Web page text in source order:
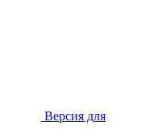
Версия для